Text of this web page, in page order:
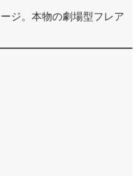
ジ。本物の劇場型フレア